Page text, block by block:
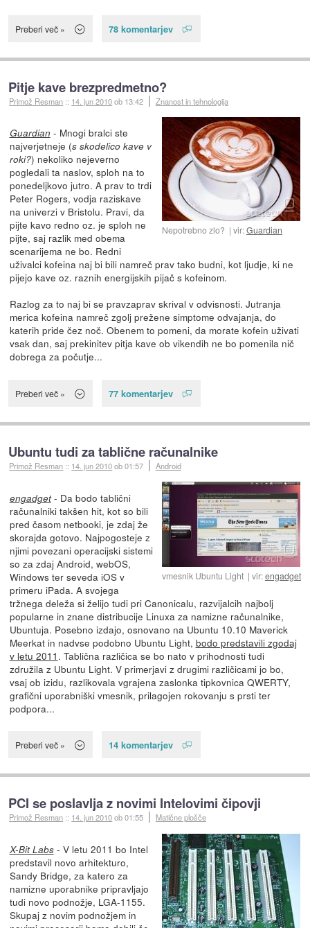
Preberi več » 78 komentarjev
Pitje kave brezpredmetno?
Primož Resman :: 14. jun 2010ob 13:42 Znanost in tehnologija
Nepotrebno zlo? vir:Guardian
Guardian - Mnogi bralci ste
najverjetneje (s skodelico kave v
roki?) nekoliko nejeverno
pogledali ta naslov, sploh na to
ponedeljkovo jutro. A prav to trdi
Peter Rogers, vodja raziskave
na univerzi v Bristolu. Pravi, da
pijte kavo redno oz. je sploh ne
pijte, saj razlik med obema
scenarijema ne bo. Redni
uživalci kofeina naj bi bili namreč prav tako budni, kot ljudje, ki ne
pijejo kave oz. raznih energijskih pijač s kofeinom.
Razlog za to naj bi se pravzaprav skrival v odvisnosti. Jutranja
merica kofeina namreč zgolj prežene simptome odvajanja, do
katerih pride čez noč. Obenem to pomeni, da morate kofein uživati
vsak dan, saj prekinitev pitja kave ob vikendih ne bo pomenila nič
dobrega za počutje...
Preberi več » 77 komentarjev
Ubuntu tudi za tablične računalnike
Primož Resman :: 14. jun 2010ob 01:57 Android
vmesnik Ubuntu Light vir:engadget
engadget- Da bodo tablični
računalniki takšen hit, kot so bili
pred časom netbooki, je zdaj že
skorajda gotovo. Najpogosteje z
njimi povezani operacijski sistemi
so za zdaj Android, webOS,
Windows ter seveda iOS v
primeru iPada. A svojega
tržnega deleža si želijo tudi pri Canonicalu, razvijalcih najbolj
popularne in znane distribucije Linuxa za namizne računalnike,
Ubuntuja. Posebno izdajo, osnovano na Ubuntu 10.10 Maverick
Meerkat in nadvse podobno Ubuntu Light, bodo predstavili zgodaj
v letu 2011 . Tablična različica se bo nato v prihodnosti tudi
združila z Ubuntu Light. V primerjavi z drugimi različicami jo bo,
vsaj ob izidu, razlikovala vgrajena zaslonka tipkovnica QWERTY,
grafični uporabniški vmesnik, prilagojen rokovanju s prsti ter
podpora...
Preberi več » 14 komentarjev
PCI se poslavlja z novimi Intelovimi čipovji
Primož Resman :: 14. jun 2010ob 01:55 Matične plošče
X-Bit Labs- V letu 2011 bo Intel
predstavil novo arhitekturo,
Sandy Bridge, za katero za
namizne uporabnike pripravljajo
tudi novo podnožje, LGA-1155.
Skupaj z novim podnožjem in